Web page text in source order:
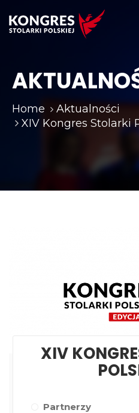
Home
Aktualności
XIV Kongres Stolarki
XIV
Partnerzy